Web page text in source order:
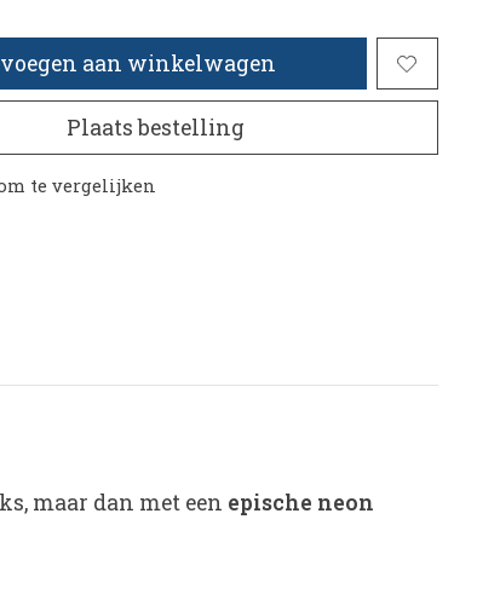
aan winkelwagen
Plaats bestelling
te vergelijken
maar dan met een epische neon